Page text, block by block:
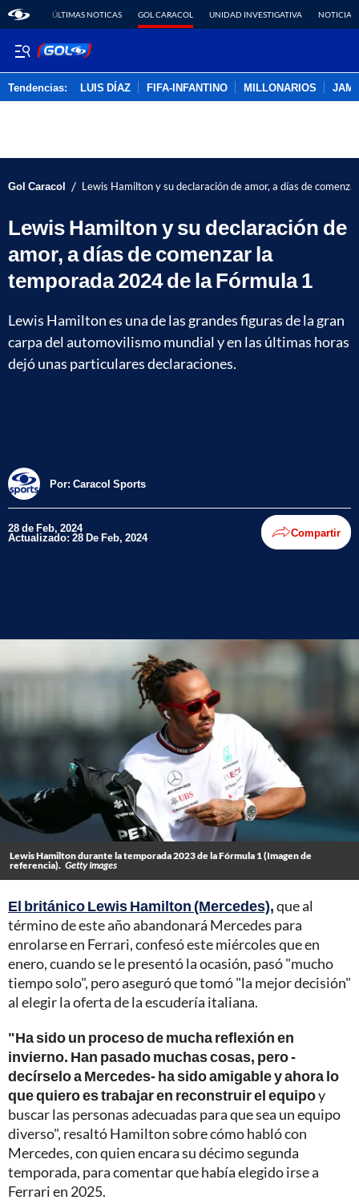
ÚLTIMAS NOTICAS GOL CARACOL UNIDAD INVESTIGATIVA NOTICIAS
Tendencias: LUIS DÍAZ FIFA-INFANTINO MILLONARIOS
Gol Caracol / Lewis Hamilton y su declaración de amor, a días de
Lewis Hamilton y su declaración de
amor, a días de comenzar la
temporada 2024 de la Fórmula 1
Lewis Hamilton es una de las grandes figuras de la gran
carpa del automovilismo mundial y en las últimas horas
dejó unas particulares declaraciones.
Por: Caracol Sports
28 de Feb, 2024
Actualizado: 28 De Feb, 2024 Compartir
Lewis Hamilton durante la temporada 2023 de la Fórmula 1 (Imagen de
referencia). Getty Images
El británico Lewis Hamilton (Mercedes),que al
término de este año abandonará Mercedes para
enrolarse en Ferrari, confesó este miércoles que en
enero, cuando se le presentó la ocasión, pasó "mucho
tiempo solo", pero aseguró que tomó "la mejor decisión"
al elegir la oferta de la escudería italiana.
"Ha sido un proceso de mucha reflexión en
invierno. Han pasado muchas cosas, pero -
decírselo a Mercedes- ha sido amigable y ahora lo
que quiero es trabajar en reconstruir el equipoy
buscar las personas adecuadas para que sea un equipo
diverso", resaltó Hamilton sobre cómo habló con
Mercedes, con quien encara su décimo segunda
temporada, para comentar que había elegido irse a
Ferrari en 2025.